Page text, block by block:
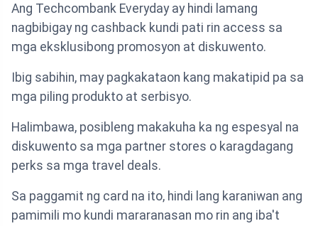
Ang Techcombank Everyday ay hindi lamang
nagbibigay ng cashback kundi pati rin access sa
mga eksklusibong promosyon at diskuwento.
Ibig sabihin, may pagkakataon kang makatipid pa sa
mga piling produkto at serbisyo.
Halimbawa, posibleng makakuha ka ng espesyal na
diskuwento sa mga partner stores o karagdagang
perks sa mga travel deals.
Sa paggamit ng card na ito, hindi lang karaniwan ang
pamimili mo kundi mararanasan mo rin ang iba't